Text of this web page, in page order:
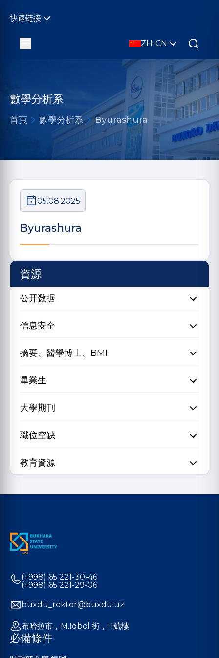
快速链接
ZH-CN
數學分析系
首頁 數學分析系 Byurashura
05.08.2025
Byurashura
資源
公开数据
信息安全
摘要、醫學博士、BMI
畢業生
大學期刊
職位空缺
教育資源
(+998) 65 221-30-46
(+998) 65 221-29-06
buxdu_rektor@buxdu.uz
布哈拉市，M.Iqbol 街，11號樓
必備條件